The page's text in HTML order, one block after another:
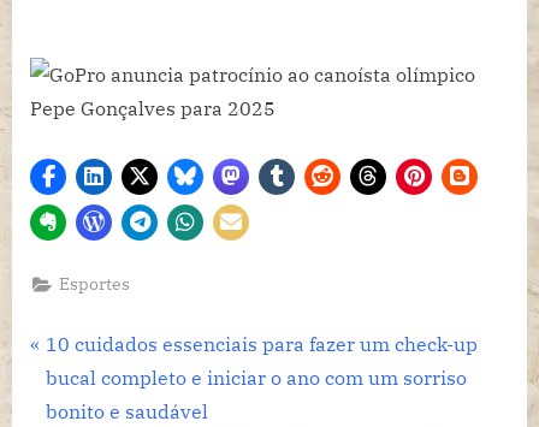
Esportes
Navegação
de
P
r
e
10 cuidados essenciais para fazer um check-up
bucal completo e iniciar o ano com um sorriso
bonito e saudável